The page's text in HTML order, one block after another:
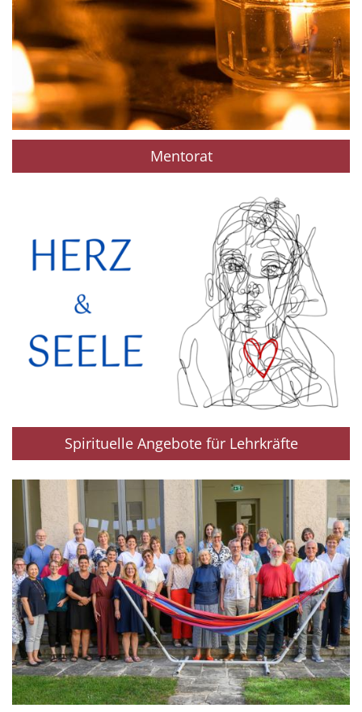
Mentorat
Spirituelle Angebote für Lehrkräfte